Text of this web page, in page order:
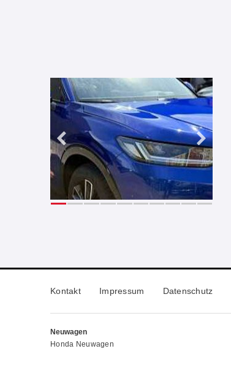
Kontakt Impressum Datenschutz
Neuwagen
Honda Neuwagen